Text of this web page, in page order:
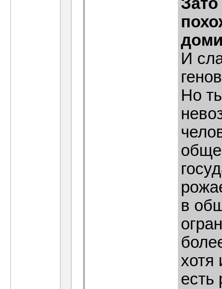
И
Но
в
хотя
есть